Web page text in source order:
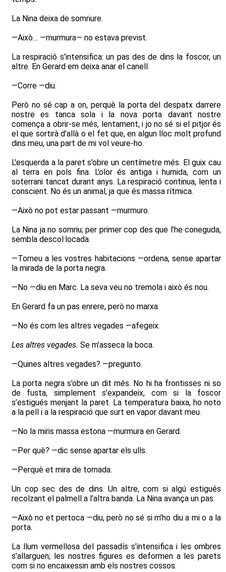
La Nina deixa de somriure.
—Això… —murmura— no estava previst.
La respiració s’intensifica: un pas des de dins la foscor, un
altre. En Gerard em deixa anar el canell.
—Corre —diu.
Però no sé cap a on, perquè la porta del despatx darrere
nostre es tanca sola i la nova porta davant nostre
comença a obrir-se més, lentament, i jo no sé si el pitjor és
el que sortirà d’allà o el fet que, en algun lloc molt profund
dins meu, una part de mi vol veure-ho.
L'esquerda a la paret s’obre un centímetre més. El guix cau
al terra en pols fina. L’olor és antiga i humida, com un
soterrani tancat durant anys. La respiració continua, lenta i
conscient. No és un animal, ja que és massa rítmica.
—Això no pot estar passant —murmuro.
La Nina ja no somriu; per primer cop des que l’he coneguda,
sembla descol·locada.
—Torneu a les vostres habitacions —ordena, sense apartar
la mirada de la porta negra.
—No —diu en Marc. La seva veu no tremola i això és nou.
En Gerard fa un pas enrere, però no marxa.
—No és com les altres vegades —afegeix.
Les altres vegades. Se m’asseca la boca.
—Quines altres vegades? —pregunto.
La porta negra s’obre un dit més. No hi ha frontisses ni so
de fusta, simplement s’expandeix, com si la foscor
s’estigués menjant la paret. La temperatura baixa, ho noto
a la pell i a la respiració que surt en vapor davant meu.
—No la miris massa estona —murmura en Gerard.
—Per què? —dic sense apartar els ulls.
—Perquè et mira de tornada.
Un cop sec des de dins. Un altre, com si algú estigués
recolzant el palmell a l’altra banda. La Nina avança un pas.
—Això no et pertoca —diu, però no sé si m’ho diu a mi o a la
porta.
La llum vermellosa del passadís s’intensifica i les ombres
s’allarguen; les nostres figures es deformen a les parets
com si no encaixessin amb els nostres cossos.